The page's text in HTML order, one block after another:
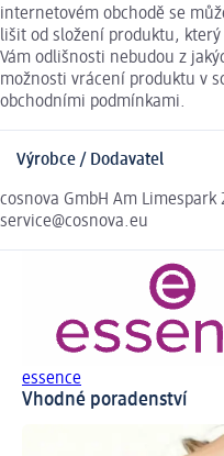
internetovém obchodě se
lišit od složení produktu, který
Vám odlišnosti nebudou z
možnosti vrácení produktu v
obchodními podmínkami.
Výrobce / Dodavatel
cosnova GmbH Am Limespark
service@cosnova.eu
essence
Vhodné poradenství